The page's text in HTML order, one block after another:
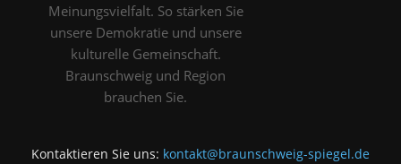
Meinungsvielfalt. So stärken Sie
unsere Demokratie und unsere
kulturelle Gemeinschaft.
Braunschweig und Region
brauchen Sie.
Kontaktieren Sie uns: kontakt@braunschweig-spiegel.de